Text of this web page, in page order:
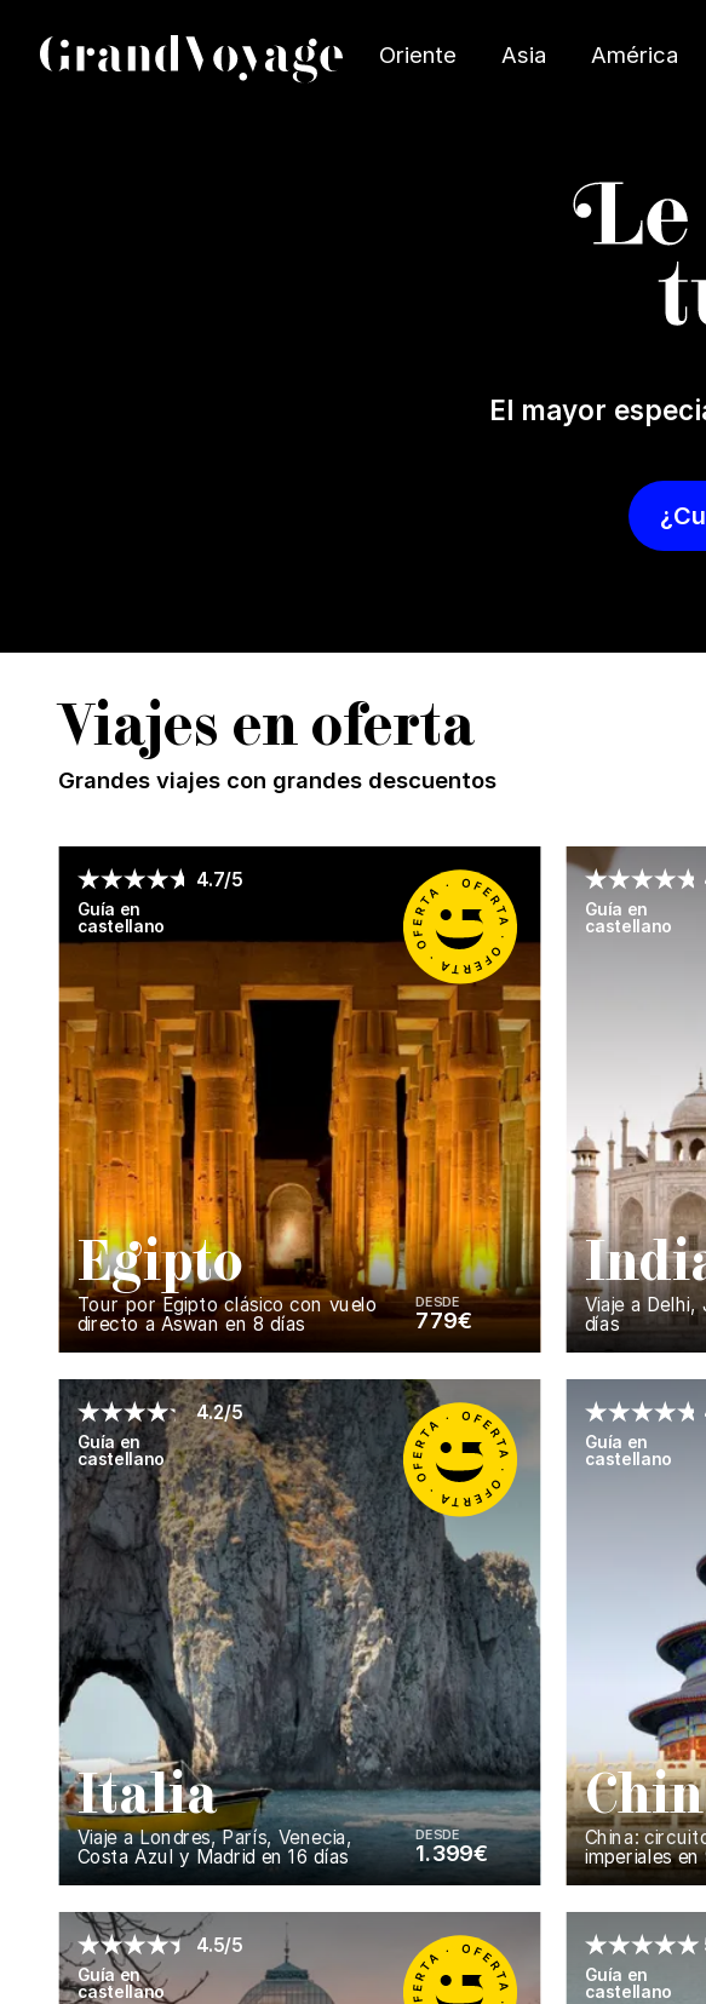
Oriente Asia América
El mayor
Viajes en oferta
Grandes viajes con grandes descuentos
4.7/5
Guía en
castellano
Egipto
Tour por Egipto clásico con vuelo
directo a Aswan en 8 días
DESDE
779€
Enséñame más...
Guía en
castellano
I
Viaje a
días
Enséñame
4.2/5
Guía en
castellano
Italia
Viaje a Londres, París, Venecia,
Costa Azul y Madrid en 16 días
DESDE
1.399€
Enséñame más...
Guía en
castellano
C
China:
imperiales en
Enséñame
4.5/5
Guía en
castellano
Guía en
castellano